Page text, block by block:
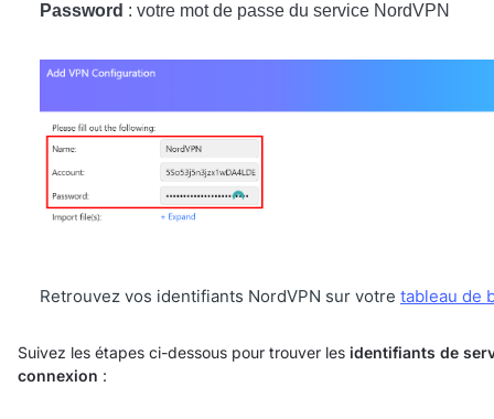
Password : votre mot de passe du service NordVPN
Retrouvez vos identifiants NordVPN sur votre tableau de
Suivez les étapes ci-dessous pour trouver les identifiants de
connexion :